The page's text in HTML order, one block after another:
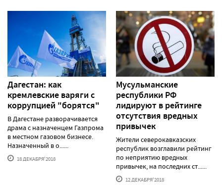
Дагестан: как
кремлевские варяги с
коррупцией "борятся"
В Дагестане разворачивается
драма с назначенцем Газпрома
в местном газовом бизнесе.
Назначенный в о......
18 ДЕКАБРЯ'2018
Мусульманские
республики РФ
лидируют в рейтинге
отсутствия вредных
привычек
Жители северокавказских
республик возглавили рейтинг
по неприятию вредных
привычек, на последних ст......
12 ДЕКАБРЯ'2018